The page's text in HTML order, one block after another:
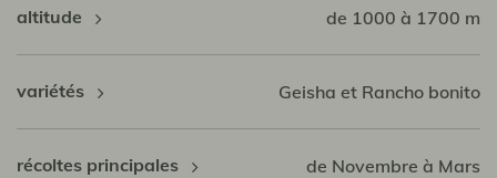
altitude de 1000 à 1700 m
variétés Geisha et Rancho bonito
récoltes principales de Novembre à Mars